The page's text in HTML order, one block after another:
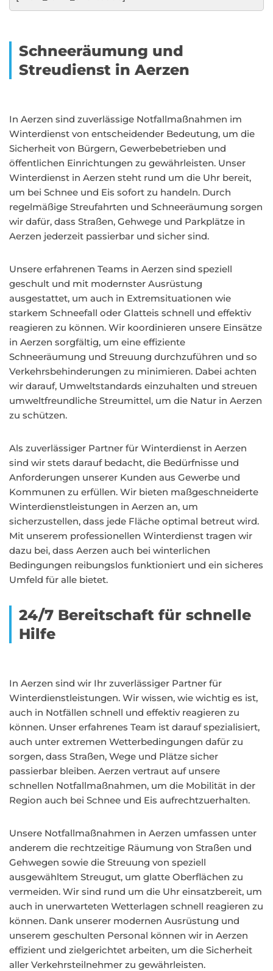
Schneeräumung und
Streudienst in Aerzen
In Aerzen sind zuverlässige Notfallmaßnahmen im
Winterdienst von entscheidender Bedeutung, um die
Sicherheit von Bürgern, Gewerbebetrieben und
öffentlichen Einrichtungen zu gewährleisten. Unser
Winterdienst in Aerzen steht rund um die Uhr bereit,
um bei Schnee und Eis sofort zu handeln. Durch
regelmäßige Streufahrten und Schneeräumung sorgen
wir dafür, dass Straßen, Gehwege und Parkplätze in
Aerzen jederzeit passierbar und sicher sind.
Unsere erfahrenen Teams in Aerzen sind speziell
geschult und mit modernster Ausrüstung
ausgestattet, um auch in Extremsituationen wie
starkem Schneefall oder Glatteis schnell und effektiv
reagieren zu können. Wir koordinieren unsere Einsätze
in Aerzen sorgfältig, um eine effiziente
Schneeräumung und Streuung durchzuführen und so
Verkehrsbehinderungen zu minimieren. Dabei achten
wir darauf, Umweltstandards einzuhalten und streuen
umweltfreundliche Streumittel, um die Natur in Aerzen
zu schützen.
Als zuverlässiger Partner für Winterdienst in Aerzen
sind wir stets darauf bedacht, die Bedürfnisse und
Anforderungen unserer Kunden aus Gewerbe und
Kommunen zu erfüllen. Wir bieten maßgeschneiderte
Winterdienstleistungen in Aerzen an, um
sicherzustellen, dass jede Fläche optimal betreut wird.
Mit unserem professionellen Winterdienst tragen wir
dazu bei, dass Aerzen auch bei winterlichen
Bedingungen reibungslos funktioniert und ein sicheres
Umfeld für alle bietet.
24/7 Bereitschaft für schnelle
Hilfe
In Aerzen sind wir Ihr zuverlässiger Partner für
Winterdienstleistungen. Wir wissen, wie wichtig es ist,
auch in Notfällen schnell und effektiv reagieren zu
können. Unser erfahrenes Team ist darauf spezialisiert,
auch unter extremen Wetterbedingungen dafür zu
sorgen, dass Straßen, Wege und Plätze sicher
passierbar bleiben. Aerzen vertraut auf unsere
schnellen Notfallmaßnahmen, um die Mobilität in der
Region auch bei Schnee und Eis aufrechtzuerhalten.
Unsere Notfallmaßnahmen in Aerzen umfassen unter
anderem die rechtzeitige Räumung von Straßen und
Gehwegen sowie die Streuung von speziell
ausgewähltem Streugut, um glatte Oberflächen zu
vermeiden. Wir sind rund um die Uhr einsatzbereit, um
auch in unerwarteten Wetterlagen schnell reagieren zu
können. Dank unserer modernen Ausrüstung und
unserem geschulten Personal können wir in Aerzen
effizient und zielgerichtet arbeiten, um die Sicherheit
aller Verkehrsteilnehmer zu gewährleisten.